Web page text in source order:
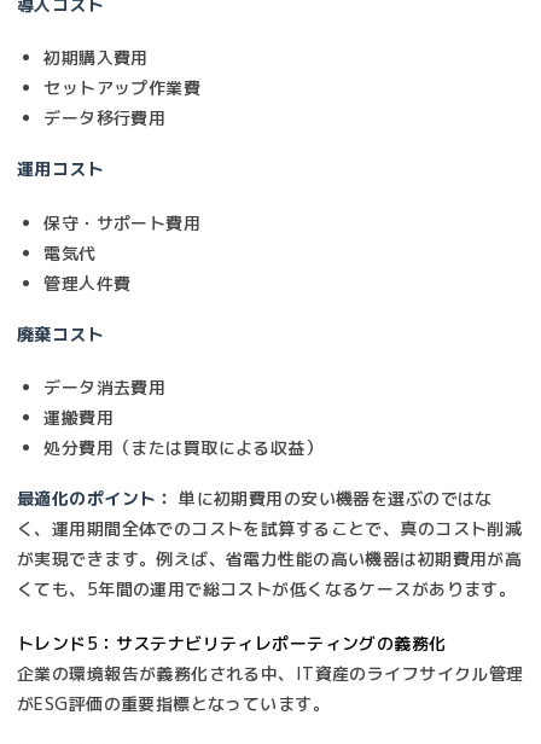
初期購入費用
セットアップ作業費
データ移行費用
運用コスト
保守・サポート費用
電気代
管理人件費
廃棄コスト
データ消去費用
運搬費用
処分費用（または買取による収益）
最適化のポイント： 単に初期費用の安い機器を選ぶのではな
く、運用期間全体でのコストを試算することで、真のコスト削減
が実現できます。例えば、省電力性能の高い機器は初期費用が高
くても、5年間の運用で総コストが低くなるケースがあります。
トレンド5：サステナビリティレポーティングの義務化
企業の環境報告が義務化される中、IT資産のライフサイクル管理
がESG評価の重要指標となっています。